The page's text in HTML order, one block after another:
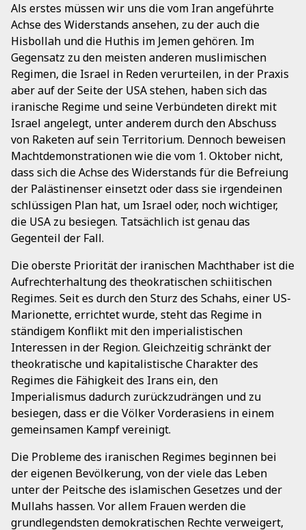
Als erstes müssen wir uns die vom Iran angeführte
Achse des Widerstands ansehen, zu der auch die
Hisbollah und die Huthis im Jemen gehören. Im
Gegensatz zu den meisten anderen muslimischen
Regimen, die Israel in Reden verurteilen, in der Praxis
aber auf der Seite der USA stehen, haben sich das
iranische Regime und seine Verbündeten direkt mit
Israel angelegt, unter anderem durch den Abschuss
von Raketen auf sein Territorium. Dennoch beweisen
Machtdemonstrationen wie die vom 1. Oktober nicht,
dass sich die Achse des Widerstands für die Befreiung
der Palästinenser einsetzt oder dass sie irgendeinen
schlüssigen Plan hat, um Israel oder, noch wichtiger,
die USA zu besiegen. Tatsächlich ist genau das
Gegenteil der Fall.
Die oberste Priorität der iranischen Machthaber ist die
Aufrechterhaltung des theokratischen schiitischen
Regimes. Seit es durch den Sturz des Schahs, einer US-
Marionette, errichtet wurde, steht das Regime in
ständigem Konflikt mit den imperialistischen
Interessen in der Region. Gleichzeitig schränkt der
theokratische und kapitalistische Charakter des
Regimes die Fähigkeit des Irans ein, den
Imperialismus dadurch zurückzudrängen und zu
besiegen, dass er die Völker Vorderasiens in einem
gemeinsamen Kampf vereinigt.
Die Probleme des iranischen Regimes beginnen bei
der eigenen Bevölkerung, von der viele das Leben
unter der Peitsche des islamischen Gesetzes und der
Mullahs hassen. Vor allem Frauen werden die
grundlegendsten demokratischen Rechte verweigert,